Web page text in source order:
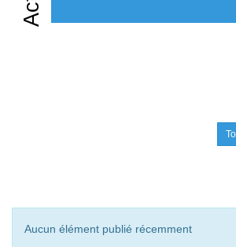
Aucun élément publié récemment